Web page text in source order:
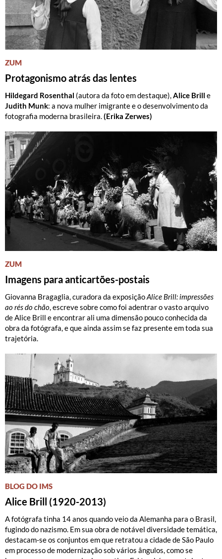
ZUM
Protagonismo atrás das lentes
Hildegard Rosenthal (autora da foto em destaque),Alice Brill e
Judith Munk: a nova mulher imigrante e o desenvolvimento da
fotografia moderna brasileira.(Erika Zerwes)
ZUM
Imagens para anticartões-postais
Giovanna Bragaglia, curadora da exposiçãoAlice Brill: impressões
ao rés do chão, escreve sobre como foi adentrar o vasto arquivo
de Alice Brill e encontrar ali uma dimensão pouco conhecida da
obra da fotógrafa, e que ainda assim se faz presente em toda sua
trajetória.
BLOG DO IMS
Alice Brill (1920-2013)
A fotógrafa tinha 14 anos quando veio da Alemanha para o Brasil,
fugindo do nazismo. Em sua obra de notável diversidade temática,
destacam-se os conjuntos em que retratou a cidade de São Paulo
em processo de modernização sob vários ângulos, como se